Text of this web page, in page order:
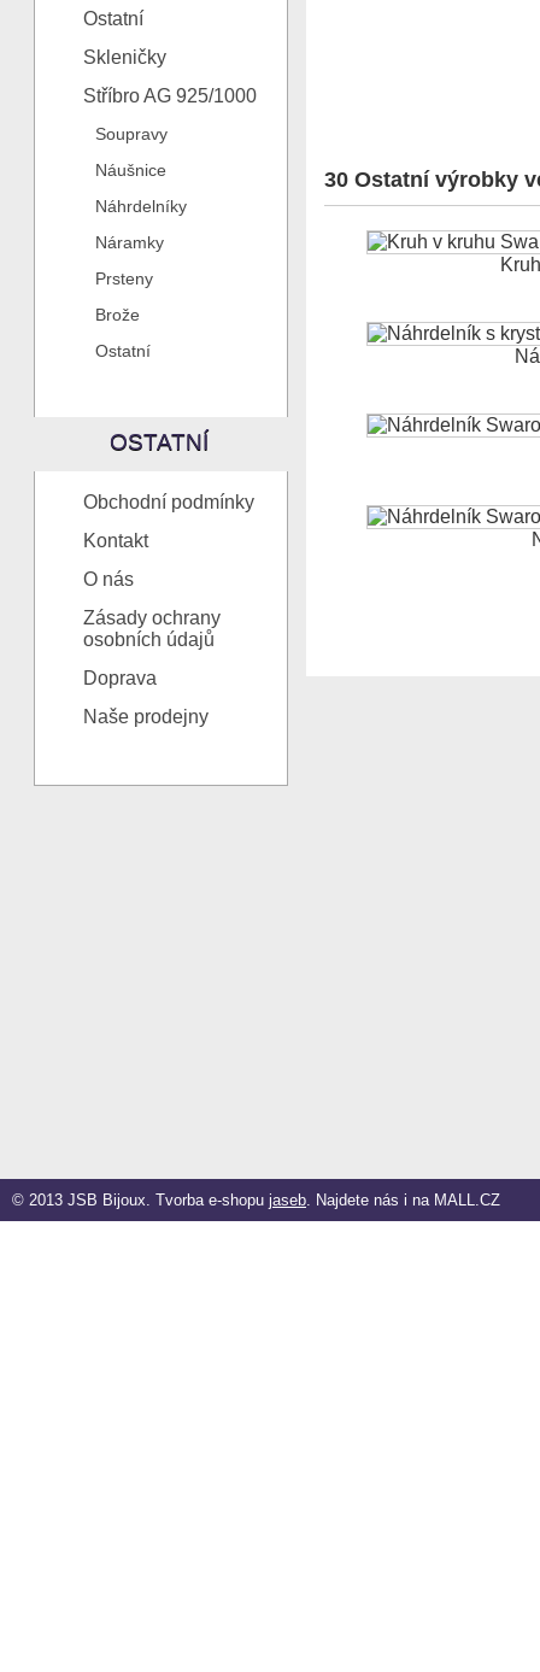
Ostatní
Skleničky
Stříbro AG 925/1000
Soupravy
Náušnice
Náhrdelníky
Náramky
Prsteny
Brože
Ostatní
OSTATNÍ
Obchodní podmínky
Kontakt
O nás
Zásady ochrany
osobních údajů
Doprava
Naše prodejny
30 Ostatní výrobky
© 2013 JSB Bijoux. Tvorba e-shopu jaseb. Najdete nás i na MALL.CZ